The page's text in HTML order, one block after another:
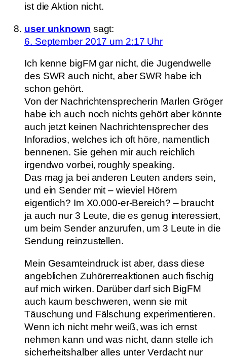
ist die Aktion nicht.
user unknown sagt:
6. September 2017 um 2:17 Uhr
Ich kenne bigFM gar nicht, die Jugendwelle
des SWR auch nicht, aber SWR habe ich
schon gehört.
Von der Nachrichtensprecherin Marlen Gröger
habe ich auch noch nichts gehört aber könnte
auch jetzt keinen Nachrichtensprecher des
Inforadios, welches ich oft höre, namentlich
bennenen. Sie gehen mir auch reichlich
irgendwo vorbei, roughly speaking.
Das mag ja bei anderen Leuten anders sein,
und ein Sender mit – wieviel Hörern
eigentlich? Im X0.000-er-Bereich? – braucht
ja auch nur 3 Leute, die es genug interessiert,
um beim Sender anzurufen, um 3 Leute in die
Sendung reinzustellen.
Mein Gesamteindruck ist aber, dass diese
angeblichen Zuhörerreaktionen auch fischig
auf mich wirken. Darüber darf sich BigFM
auch kaum beschweren, wenn sie mit
Täuschung und Fälschung experimentieren.
Wenn ich nicht mehr weiß, was ich ernst
nehmen kann und was nicht, dann stelle ich
sicherheitshalber alles unter Verdacht nur